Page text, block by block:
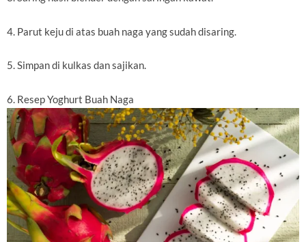
4. Parut keju di atas buah naga yang sudah disaring.
5. Simpan di kulkas dan sajikan.
6. Resep Yoghurt Buah Naga